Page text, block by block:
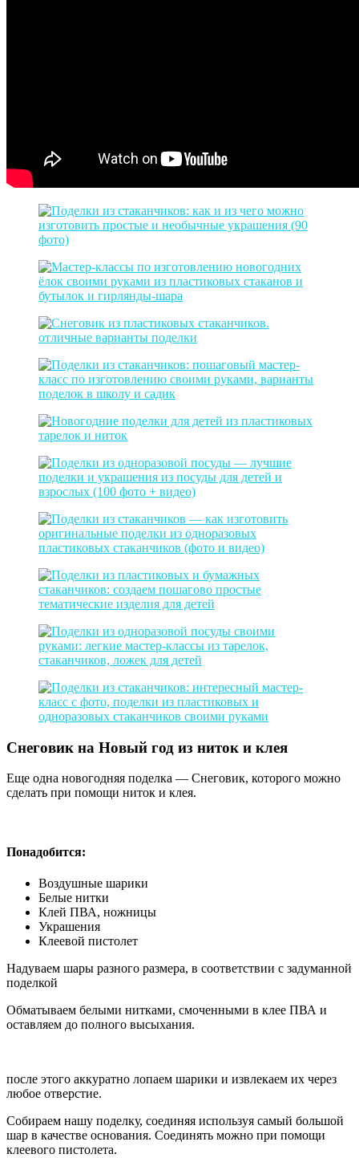
Снеговик на Новый год из ниток и клея
Еще одна новогодняя поделка — Снеговик, которого можно
сделать при помощи ниток и клея.
Понадобится:
Воздушные шарики
Белые нитки
Клей ПВА, ножницы
Украшения
Клеевой пистолет
Надуваем шары разного размера, в соответствии с задуманной
поделкой
Обматываем белыми нитками, смоченными в клее ПВА и
оставляем до полного высыхания.
после этого аккуратно лопаем шарики и извлекаем их через
любое отверстие.
Собираем нашу поделку, соединяя используя самый большой
шар в качестве основания. Соединять можно при помощи
клеевого пистолета.